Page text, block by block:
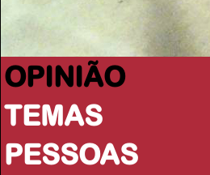
OPINIÃO
TEMAS
PESSOAS